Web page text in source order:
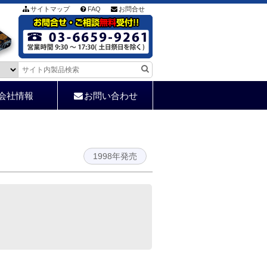
サイトマップ FAQ お問合せ
社情報 お問い合わせ
1998年発売